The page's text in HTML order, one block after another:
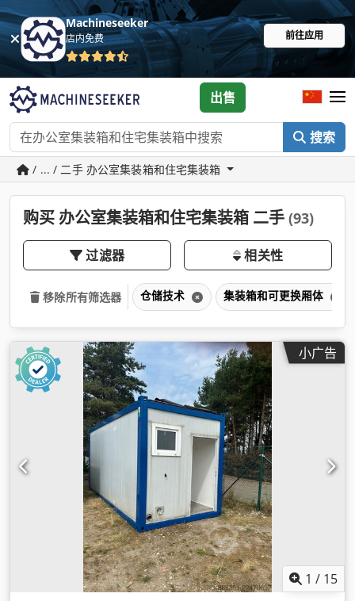
Machineseeker
店内免费 前往应用
搜索
出售
/ ... / 二手 办公室集装箱和住宅集装箱
购买 办公室集装箱和住宅集装箱 二手 (93)
过滤器 相关性
移除所有筛选器 仓储技术 集装箱和可更换厢体
小广告
1 / 15